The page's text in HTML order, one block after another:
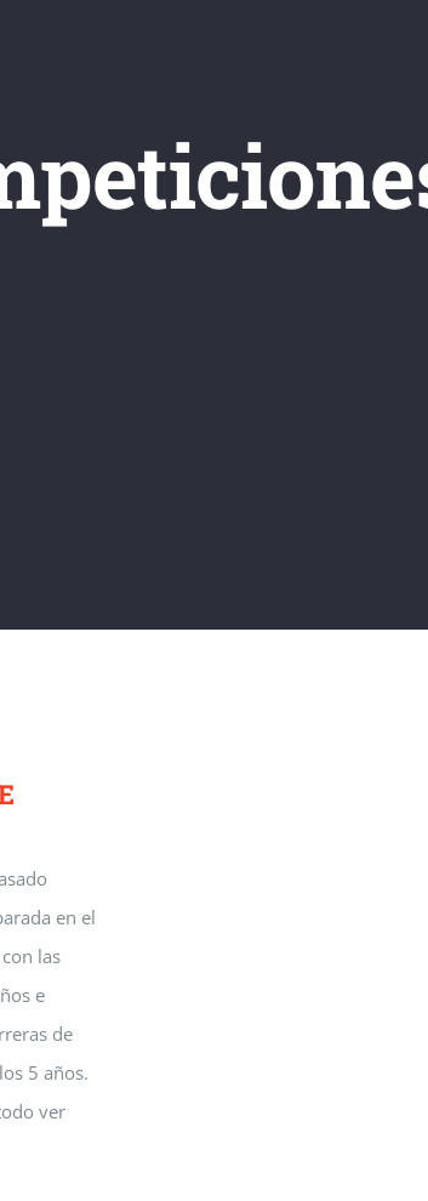
en el
las
e
de
5 años.
ver